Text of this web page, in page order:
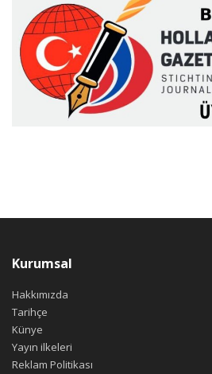
Kurumsal
Hakkımızda
Tarihçe
Künye
Yayın ilkeleri
Reklam Politikası